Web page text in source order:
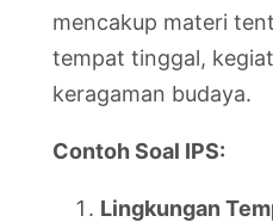
mencakup materi
tempat tinggal,
keragaman budaya.
Contoh Soal IPS:
Lingkungan